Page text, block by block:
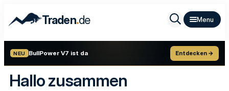
Traden.de
NEU BullPower V7 ist da Entdecken →
Hallo zusammen